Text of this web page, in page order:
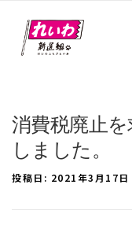
消費税廃止
しました。
投稿日: 2021年3月17日